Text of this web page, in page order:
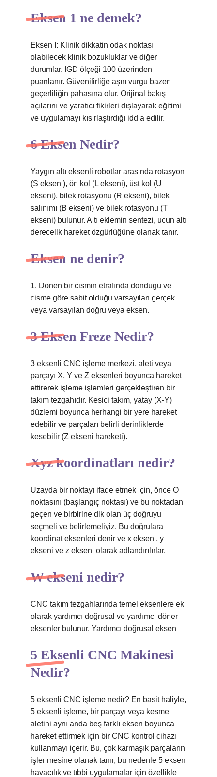
Eksen 1 ne demek?
Eksen I: Klinik dikkatin odak noktası
olabilecek klinik bozukluklar ve diğer
durumlar. IGD ölçeği 100 üzerinden
puanlanır. Güvenilirliğe aşırı vurgu bazen
geçerliliğin pahasına olur. Orijinal bakış
açılarını ve yaratıcı fikirleri dışlayarak eğitimi
ve uygulamayı kısırlaştırdığı iddia edilir.
6 Eksen Nedir?
Yaygın altı eksenli robotlar arasında rotasyon
(S ekseni), ön kol (L ekseni), üst kol (U
ekseni), bilek rotasyonu (R ekseni), bilek
salınımı (B ekseni) ve bilek rotasyonu (T
ekseni) bulunur. Altı eklemin sentezi, ucun altı
derecelik hareket özgürlüğüne olanak tanır.
Eksen ne denir?
1. Dönen bir cismin etrafında döndüğü ve
cisme göre sabit olduğu varsayılan gerçek
veya varsayılan doğru veya eksen.
3 Eksen Freze Nedir?
3 eksenli CNC işleme merkezi, aleti veya
parçayı X, Y ve Z eksenleri boyunca hareket
ettirerek işleme işlemleri gerçekleştiren bir
takım tezgahıdır. Kesici takım, yatay (X-Y)
düzlemi boyunca herhangi bir yere hareket
edebilir ve parçaları belirli derinliklerde
kesebilir (Z ekseni hareketi).
Xyz koordinatları nedir?
Uzayda bir noktayı ifade etmek için, önce O
noktasını (başlangıç ​​noktası) ve bu noktadan
geçen ve birbirine dik olan üç doğruyu
seçmeli ve belirlemeliyiz. Bu doğrulara
koordinat eksenleri denir ve x ekseni, y
ekseni ve z ekseni olarak adlandırılırlar.
W ekseni nedir?
CNC takım tezgahlarında temel eksenlere ek
olarak yardımcı doğrusal ve yardımcı döner
eksenler bulunur. Yardımcı doğrusal eksen
5 Eksenli CNC Makinesi
Nedir?
5 eksenli CNC işleme nedir? En basit haliyle,
5 eksenli işleme, bir parçayı veya kesme
aletini aynı anda beş farklı eksen boyunca
hareket ettirmek için bir CNC kontrol cihazı
kullanmayı içerir. Bu, çok karmaşık parçaların
işlenmesine olanak tanır, bu nedenle 5 eksen
havacılık ve tıbbi uygulamalar için özellikle